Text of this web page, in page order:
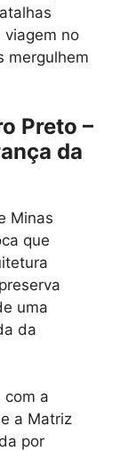
viagem no
mergulhem
Preto –
da
Minas
que
uma
da
com a
a Matriz
por